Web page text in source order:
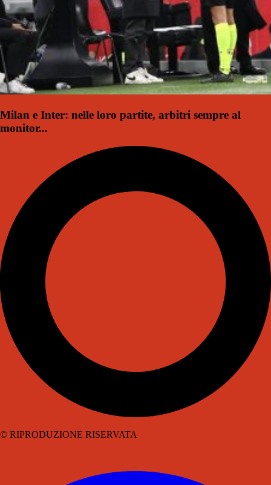
Milan e Inter: nelle loro partite, arbitri sempre al
monitor...
© RIPRODUZIONE RISERVATA